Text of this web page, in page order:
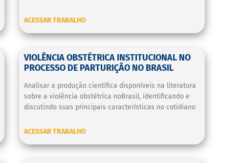
ACESSAR TRABALHO
VIOLÊNCIA OBSTÉTRICA INSTITUCIONAL NO
PROCESSO DE PARTURIÇÃO NO BRASIL
Analisar a produção científica disponíveis na literatura
sobre a violência obstétrica noBrasil, identificando e
discutindo suas principais características no cotidiano
ACESSAR TRABALHO